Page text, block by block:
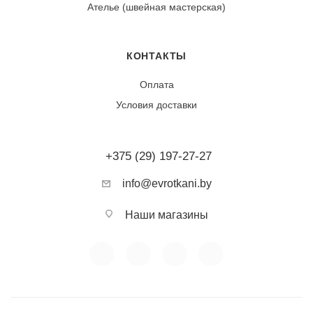
Ателье (швейная мастерская)
КОНТАКТЫ
Оплата
Условия доставки
+375 (29) 197-27-27
info@evrotkani.by
Наши магазины